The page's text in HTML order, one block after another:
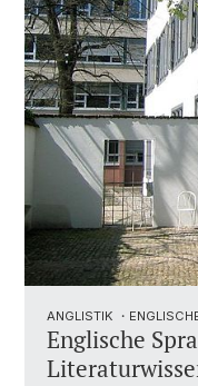
ANGLISTIK ・
Englische